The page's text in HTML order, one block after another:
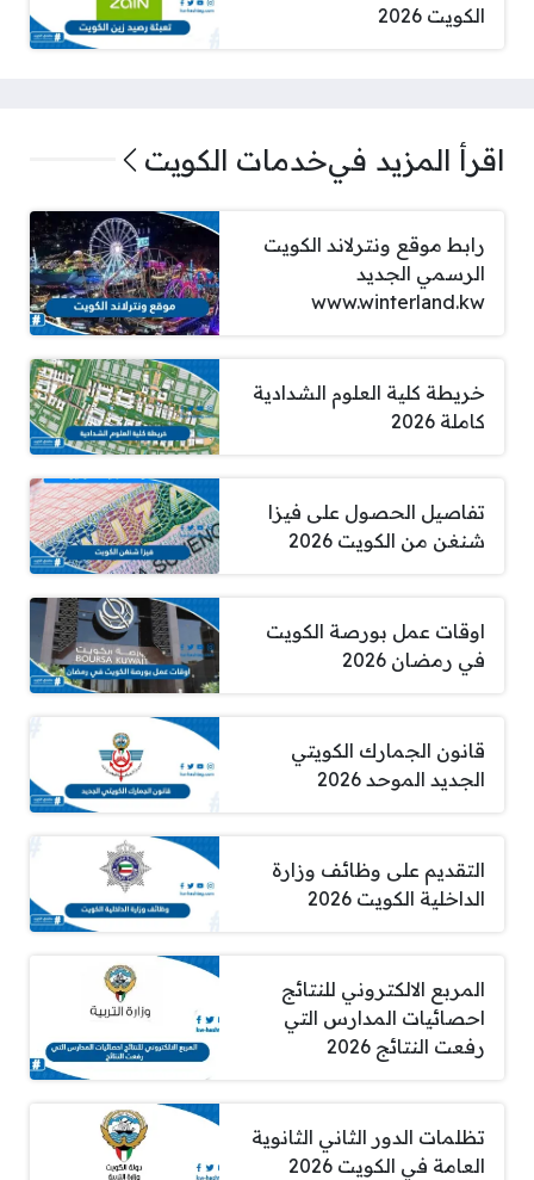
الكويت 2026
اقرأ المزيد فيخدمات الكويت
رابط موقع ونترلاند الكويت
الرسمي الجديد
www.winterland.kw
خريطة كلية العلوم الشدادية
كاملة 2026
تفاصيل الحصول على فيزا
شنغن من الكويت 2026
اوقات عمل بورصة الكويت
في رمضان 2026
قانون الجمارك الكويتي
الجديد الموحد 2026
التقديم على وظائف وزارة
الداخلية الكويت 2026
المربع الالكتروني للنتائج
احصائيات المدارس التي
رفعت النتائج 2026
تظلمات الدور الثاني الثانوية
العامة في الكويت 2026